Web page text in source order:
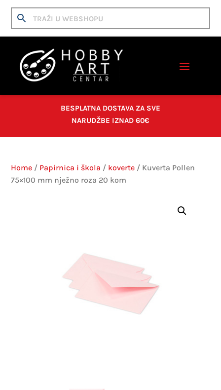
BESPLATNA DOSTAVA ZA SVE
NARUDŽBE IZNAD 60€
Home / Papirnica i škola / koverte / Kuverta Pollen
75×100 mm nježno roza 20 kom